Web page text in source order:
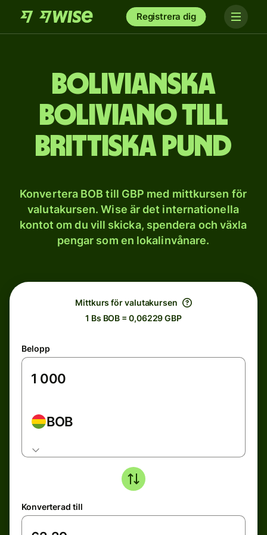
Registrera dig
Bolivianska
boliviano till
brittiska pund
Konvertera BOB till GBP med mittkursen för
valutakursen. Wise är det internationella
kontot om du vill skicka, spendera och växla
pengar som en lokalinvånare.
Mittkurs för valutakursen
1 Bs BOB = 0,06229 GBP
Belopp
BOB
Konverterad till